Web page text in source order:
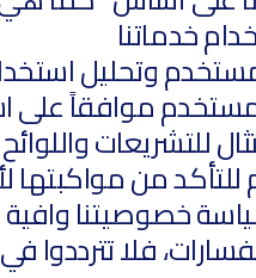
خصوصيتنا وافية